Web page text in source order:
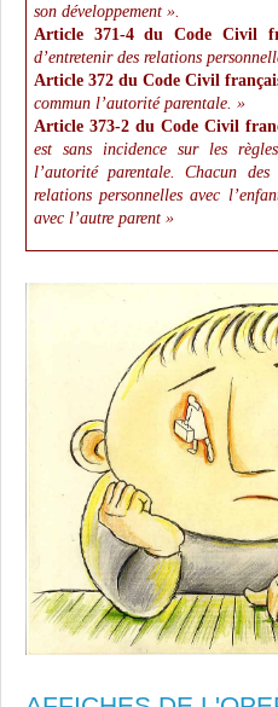
son développement ».
Article 371-4 du Code Civil
d’entretenir des relations
Article 372 du Code Civil
commun l’autorité parentale. »
Article 373-2 du Code Civil
est sans incidence sur les
l’autorité parentale. Chacun
relations personnelles avec
avec l’autre parent »